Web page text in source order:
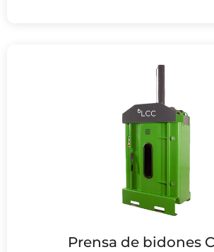
Prensa de bidones